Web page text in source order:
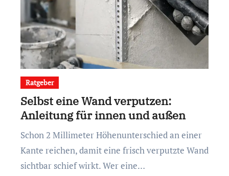
Ratgeber
Selbst eine Wand verputzen:
Anleitung für innen und außen
Schon 2 Millimeter Höhenunterschied an einer
Kante reichen, damit eine frisch verputzte Wand
sichtbar schief wirkt. Wer eine…